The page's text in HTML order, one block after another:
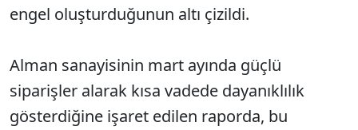
engel oluşturduğunun altı çizildi.
Alman sanayisinin mart ayında güçlü
siparişler alarak kısa vadede dayanıklılık
gösterdiğine işaret edilen raporda, bu